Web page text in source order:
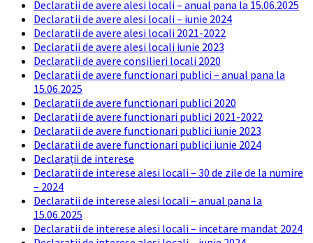
Declaratii de avere alesi locali – anual pana la 15.06.2025
Declaratii de avere alesi locali – iunie 2024
Declaratii de avere alesi locali 2021-2022
Declaratii de avere alesi locali iunie 2023
Declaratii de avere consilieri locali 2020
Declaratii de avere functionari publici – anual pana la
15.06.2025
Declaratii de avere functionari publici 2020
Declaratii de avere functionari publici 2021-2022
Declaratii de avere functionari publici iunie 2023
Declaratii de avere functionari publici iunie 2024
Declarații de interese
Declaratii de interese alesi locali – 30 de zile de la numire
– 2024
Declaratii de interese alesi locali – anual pana la
15.06.2025
Declaratii de interese alesi locali – incetare mandat 2024